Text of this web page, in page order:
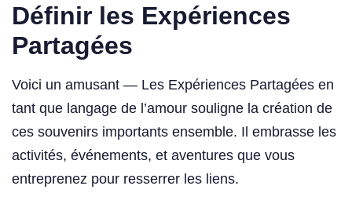
Définir les Expériences
Partagées
Voici un amusant — Les Expériences Partagées en
tant que langage de l’amour souligne la création de
ces souvenirs importants ensemble. Il embrasse les
activités, événements, et aventures que vous
entreprenez pour resserrer les liens.